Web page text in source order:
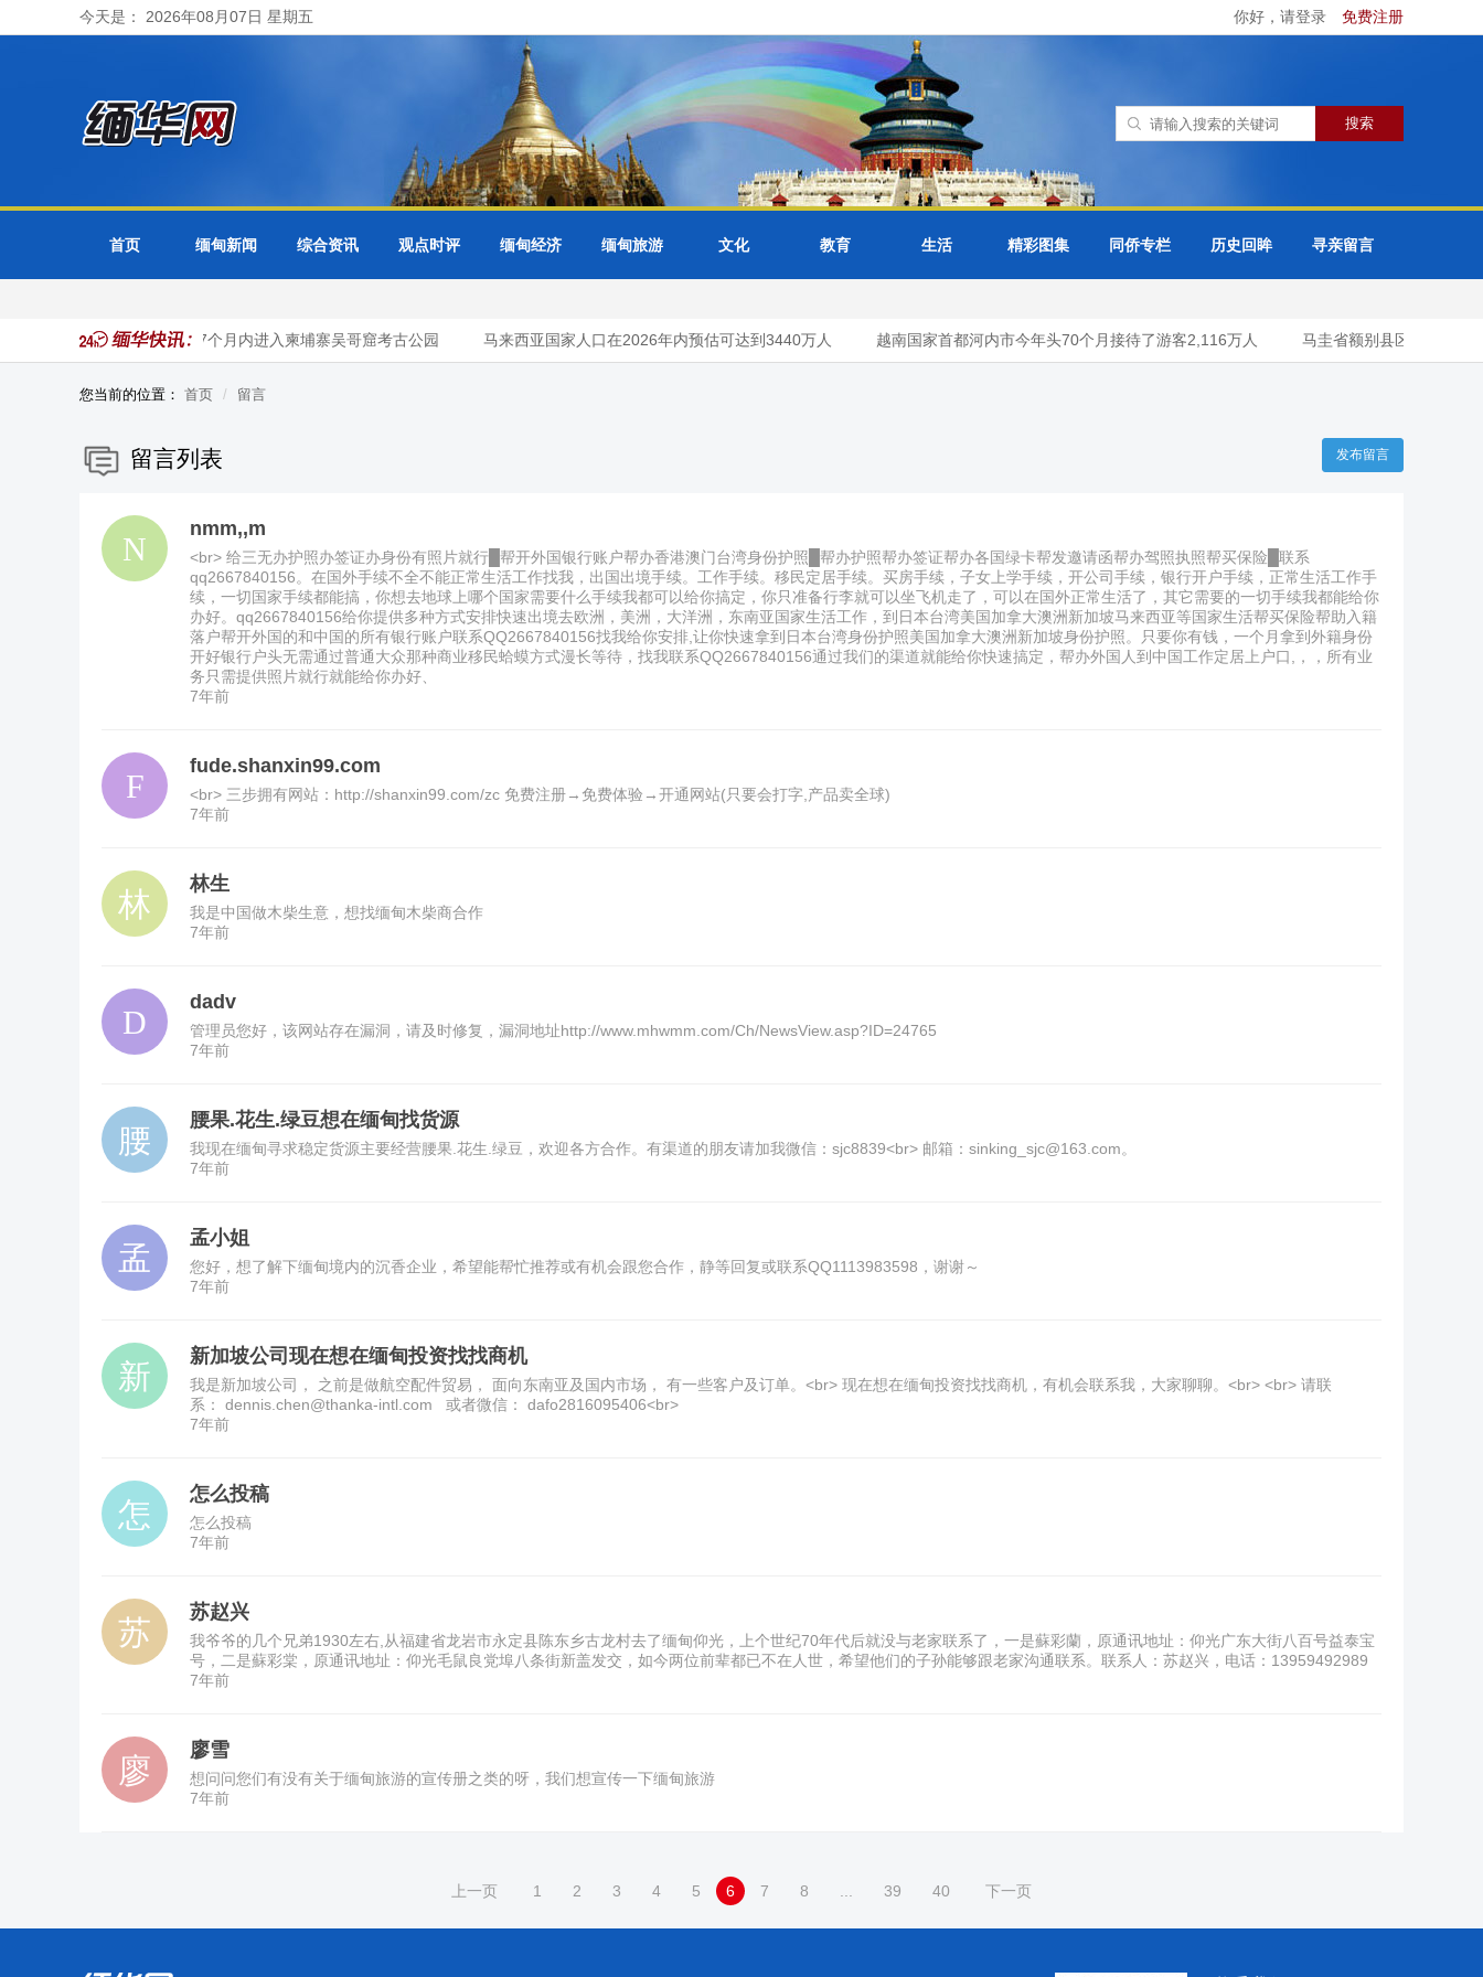
今天是： 2026年08月07日 星期五 你好，请登录 免费注册
首页 缅甸新闻 综合资讯 观点时评 缅甸经济 缅甸旅游 文化 教育 生活 精彩图集 同侨专栏 历史回眸 寻亲留言
42万多名国际游客今年头7个月内进入柬埔寨吴哥窟考古公园 马来西亚国家人口在2026年内预估可达到3440万人 越南国家首都河内市今年头70个月接待了游客2,116万人 马圭省额别县区今年雨季
您当前的位置： 首页 留言
留言列表 发布留言
nmm,,m
<br> 给三无办护照办签证办身份有照片就行█帮开外国银行账户帮办香港澳门台湾身份护照█帮办护照帮办签证帮办各国绿卡帮发邀请函帮办驾照执照帮买保险█联系
qq2667840156。在国外手续不全不能正常生活工作找我，出国出境手续。工作手续。移民定居手续。买房手续，子女上学手续，开公司手续，银行开户手续，正常生活工作手
续，一切国家手续都能搞，你想去地球上哪个国家需要什么手续我都可以给你搞定，你只准备行李就可以坐飞机走了，可以在国外正常生活了，其它需要的一切手续我都能给你
办好。qq2667840156给你提供多种方式安排快速出境去欧洲，美洲，大洋洲，东南亚国家生活工作，到日本台湾美国加拿大澳洲新加坡马来西亚等国家生活帮买保险帮助入籍
落户帮开外国的和中国的所有银行账户联系QQ2667840156找我给你安排,让你快速拿到日本台湾身份护照美国加拿大澳洲新加坡身份护照。只要你有钱，一个月拿到外籍身份
开好银行户头无需通过普通大众那种商业移民蛤蟆方式漫长等待，找我联系QQ2667840156通过我们的渠道就能给你快速搞定，帮办外国人到中国工作定居上户口,，，所有业
务只需提供照片就行就能给你办好、
7年前
fude.shanxin99.com
<br> 三步拥有网站：http://shanxin99.com/zc 免费注册→免费体验→开通网站(只要会打字,产品卖全球)
7年前
林生
我是中国做木柴生意，想找缅甸木柴商合作
7年前
dadv
管理员您好，该网站存在漏洞，请及时修复，漏洞地址http://www.mhwmm.com/Ch/NewsView.asp?ID=24765
7年前
腰果.花生.绿豆想在缅甸找货源
我现在缅甸寻求稳定货源主要经营腰果.花生.绿豆，欢迎各方合作。有渠道的朋友请加我微信：sjc8839<br> 邮箱：sinking_sjc@163.com。
7年前
孟小姐
您好，想了解下缅甸境内的沉香企业，希望能帮忙推荐或有机会跟您合作，静等回复或联系QQ1113983598，谢谢～
7年前
新加坡公司现在想在缅甸投资找找商机
我是新加坡公司， 之前是做航空配件贸易， 面向东南亚及国内市场， 有一些客户及订单。<br> 现在想在缅甸投资找找商机，有机会联系我，大家聊聊。<br> <br> 请联
系： dennis.chen@thanka-intl.com 或者微信： dafo2816095406<br>
7年前
怎么投稿
怎么投稿
7年前
苏赵兴
我爷爷的几个兄弟1930左右,从福建省龙岩市永定县陈东乡古龙村去了缅甸仰光，上个世纪70年代后就没与老家联系了，一是蘇彩蘭，原通讯地址：仰光广东大街八百号益泰宝
号，二是蘇彩棠，原通讯地址：仰光毛鼠良党埠八条街新盖发交，如今两位前辈都已不在人世，希望他们的子孙能够跟老家沟通联系。联系人：苏赵兴，电话：13959492989
7年前
廖雪
想问问您们有没有关于缅甸旅游的宣传册之类的呀，我们想宣传一下缅甸旅游
7年前
上一页 1 2 3 4 5 6 7 8 39 40 下一页